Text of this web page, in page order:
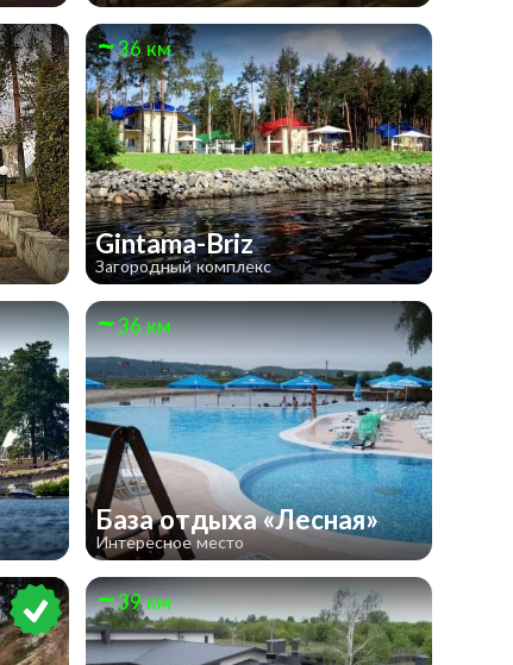
36 км
Gintama-Briz
Загородный комплекс
36 км
База отдыха «Лесная»
Интересное место
39 км